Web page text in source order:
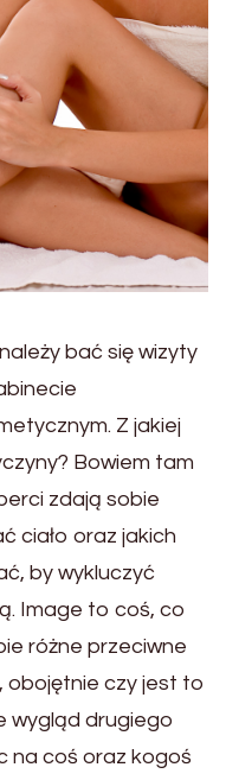
bać się wizyty
Z jakiej
Bowiem tam
zdają sobie
ciało oraz jakich
by wykluczyć
Image to coś, co
różne przeciwne
obojętnie czy jest to
wygląd drugiego
na coś oraz kogoś